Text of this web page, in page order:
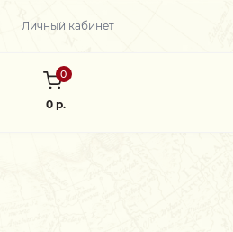
Личный кабинет
0
0 р.